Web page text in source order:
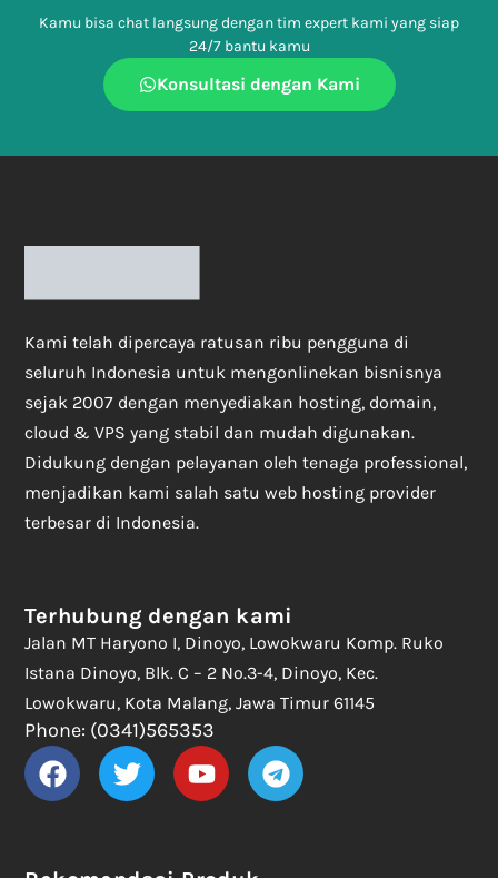
Kamu bisa chat langsung dengan tim expert kami yang siap
24/7 bantu kamu
Konsultasi dengan Kami
Kami telah dipercaya ratusan ribu pengguna di
seluruh Indonesia untuk mengonlinekan bisnisnya
sejak 2007 dengan menyediakan hosting, domain,
cloud & VPS yang stabil dan mudah digunakan.
Didukung dengan pelayanan oleh tenaga professional,
menjadikan kami salah satu web hosting provider
terbesar di Indonesia.
Terhubung dengan kami
Jalan MT Haryono I, Dinoyo, Lowokwaru Komp. Ruko
Istana Dinoyo, Blk. C – 2 No.3-4, Dinoyo, Kec.
Lowokwaru, Kota Malang, Jawa Timur 61145
Phone: (0341)565353